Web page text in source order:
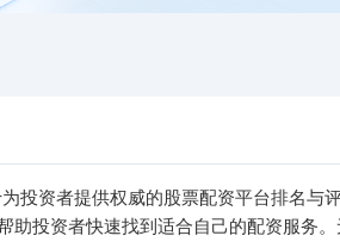
投资者提供权威的股票配资平台排名
助投资者快速找到适合自己的配资服务